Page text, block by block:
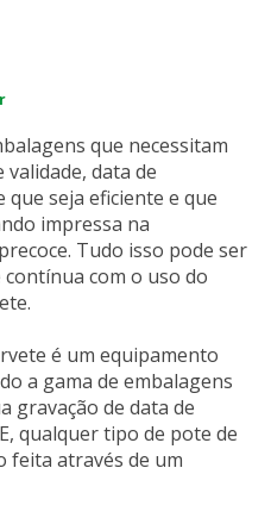
que necessitam
validade, data de
seja eficiente e que
impressa na
Tudo isso pode ser
com o uso do
é um equipamento
a gama de embalagens
gravação de data de
qualquer tipo de pote de
feita através de um